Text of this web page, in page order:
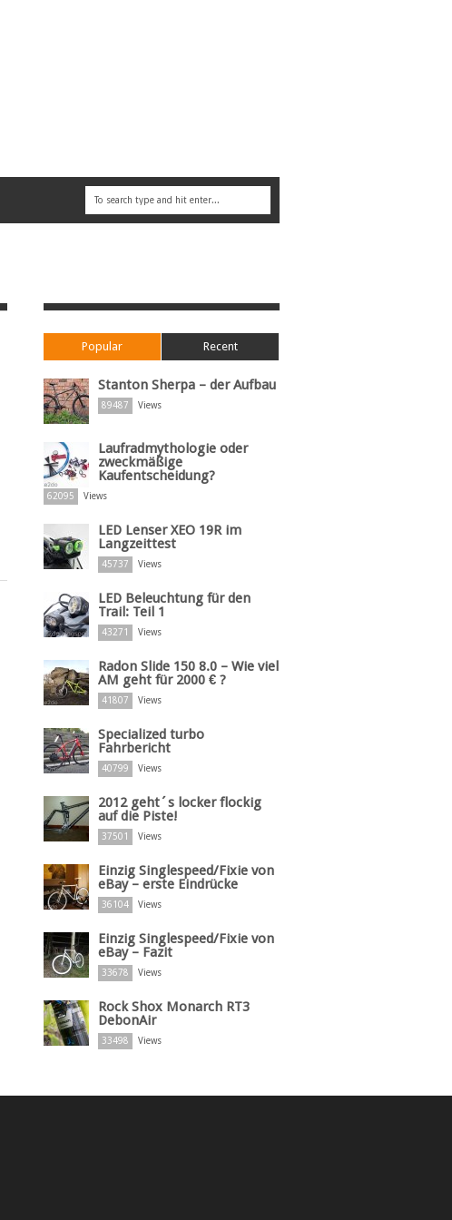
Popular Recent
Stanton Sherpa – der Aufbau
89487 Views
Laufradmythologie oder
zweckmäßige
Kaufentscheidung?
62095 Views
LED Lenser XEO 19R im
Langzeittest
45737 Views
LED Beleuchtung für den
Trail: Teil 1
43271 Views
Radon Slide 150 8.0 – Wie viel
AM geht für 2000 € ?
41807 Views
Specialized turbo
Fahrbericht
40799 Views
2012 geht´s locker flockig
auf die Piste!
37501 Views
Einzig Singlespeed/Fixie von
eBay – erste Eindrücke
36104 Views
Einzig Singlespeed/Fixie von
eBay – Fazit
33678 Views
Rock Shox Monarch RT3
DebonAir
33498 Views